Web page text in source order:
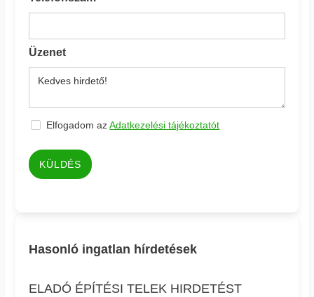
Üzenet
Elfogadom azAdatkezelési tájékoztatót
KÜLDÉS
Hasonló ingatlan hírdetések
ELADÓ ÉPÍTÉSI TELEK HIRDETÉST